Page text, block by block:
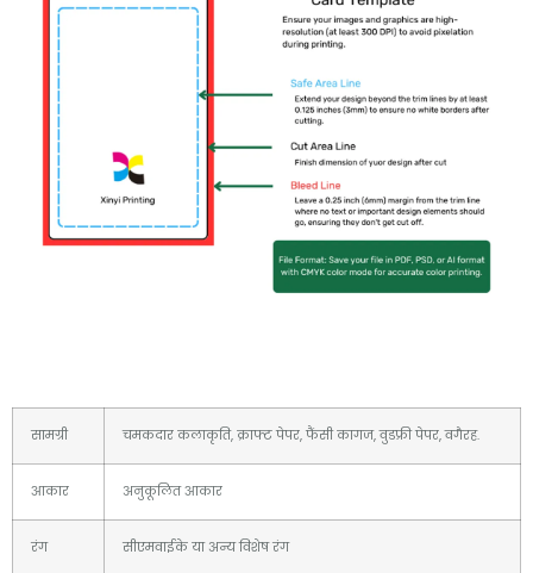
सामग्री चमकदार कलाकृति, क्राफ्ट पेपर, फैंसी कागज, वुडफ्री पेपर, वगैरह.
आकार अनुकूलित आकार
रंग सीएमवाईके या अन्य विशेष रंग